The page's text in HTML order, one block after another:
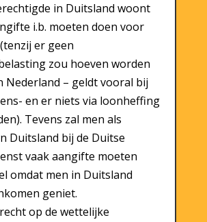
in Duitsland woont
i.b. moeten doen voor
er geen
zou hoeven worden
Nederland – geldt vooral bij
en er niets via loonheffing
Tevens zal men als
Duitsland bij de Duitse
vaak aangifte moeten
omdat men in Duitsland
geniet.
op de wettelijke